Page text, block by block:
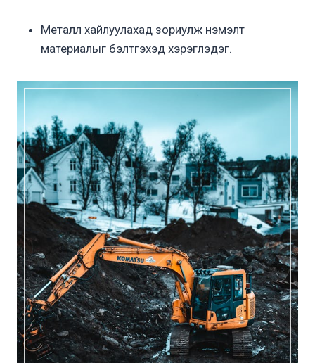
Металл хайлуулахад зориулж нэмэлт
материалыг бэлтгэхэд хэрэглэдэг.